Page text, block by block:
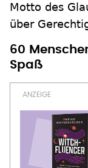
Motto des
über
60
Spaß